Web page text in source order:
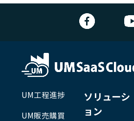
UM工程進捗
UM販売購買
ソリューシ
ョン